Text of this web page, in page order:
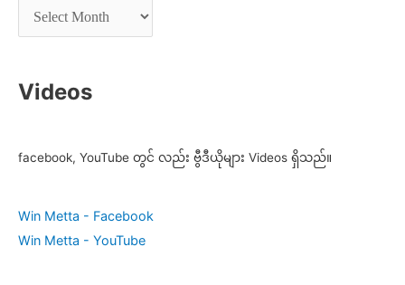
Videos
facebook, YouTube တွင် လည်း ဗွီဒီယိုများ Videos ရှိသည်။
Win Metta - Facebook
Win Metta - YouTube